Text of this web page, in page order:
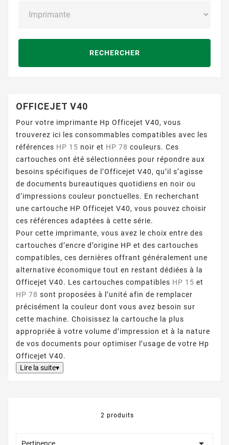
RECHERCHER
OFFICEJET V40
Pour votre imprimante Hp Officejet V40, vous
trouverez ici les consommables compatibles avec les
références HP 15 noir et HP 78 couleurs. Ces
cartouches ont été sélectionnées pour répondre aux
besoins spécifiques de l’Officejet V40, qu’il s’agisse
de documents bureautiques quotidiens en noir ou
d’impressions couleur ponctuelles. En recherchant
une cartouche HP Officejet V40, vous pouvez choisir
ces références adaptées à cette série.
Pour cette imprimante, vous avez le choix entre des
cartouches d’encre d’origine HP et des cartouches
compatibles, ces dernières offrant généralement une
alternative économique tout en restant dédiées à la
Officejet V40. Les cartouches compatibles HP 15 et
HP 78 sont proposées à l’unité afin de remplacer
précisément la couleur dont vous avez besoin sur
cette machine. Choisissez la cartouche la plus
appropriée à votre volume d’impression et à la nature
de vos documents pour optimiser l’usage de votre Hp
Officejet V40.
Lire la suite▾
2 produits